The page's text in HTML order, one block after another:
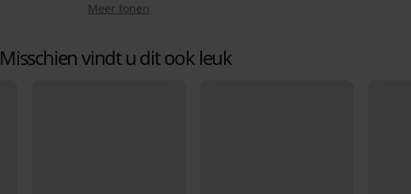
Meer tonen
Misschien vindt u dit ook leuk